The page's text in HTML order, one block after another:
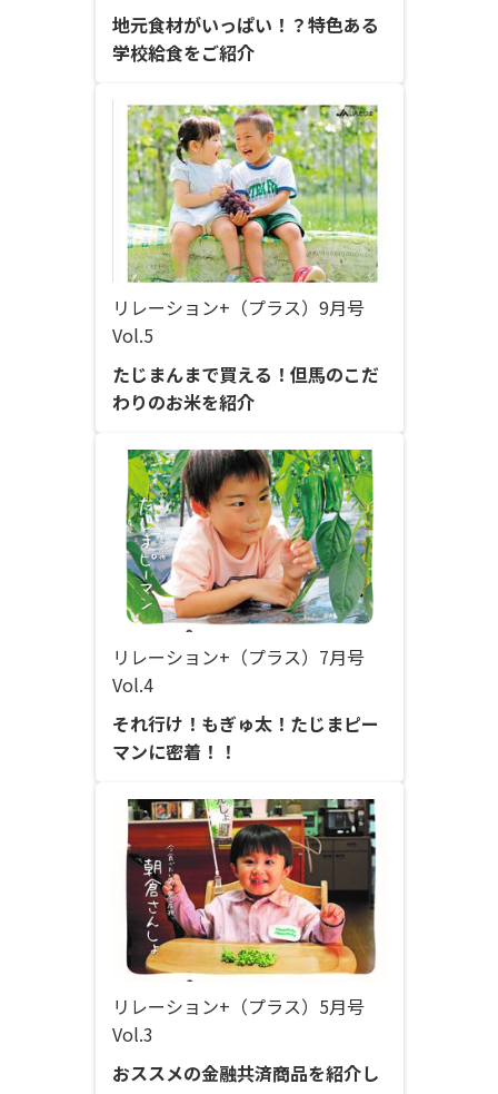
地元食材がいっぱい！？特色ある
学校給食をご紹介
リレーション+（プラス）9月号
Vol.5
たじまんまで買える！但馬のこだ
わりのお米を紹介
リレーション+（プラス）7月号
Vol.4
それ行け！もぎゅ太！たじまピー
マンに密着！！
リレーション+（プラス）5月号
Vol.3
おススメの金融共済商品を紹介し